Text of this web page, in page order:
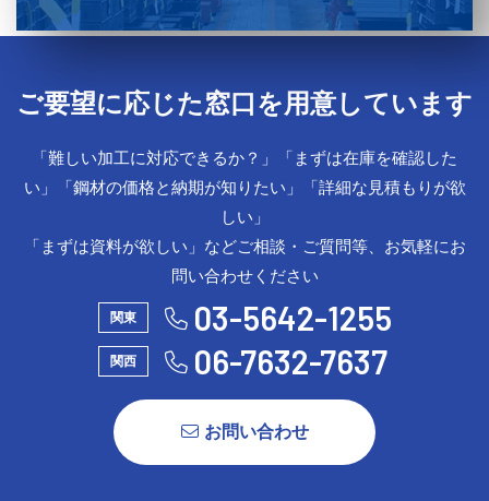
ご要望に応じた窓口を用意しています
「難しい加工に対応できるか？」「まずは在庫を確認した
い」「鋼材の価格と納期が知りたい」「詳細な見積もりが欲
しい」
「まずは資料が欲しい」などご相談・ご質問等、お気軽にお
問い合わせください
関東 03-5642-1255
関西 06-7632-7637
お問い合わせ